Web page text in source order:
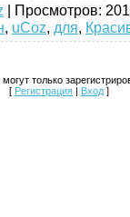
| Просмотров:
, uCoz, для,
только
[ Регистрация | Вход ]